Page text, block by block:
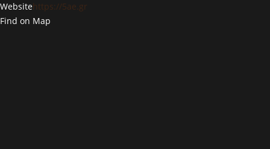
Websitehttps://5ae.gr
Find on Map